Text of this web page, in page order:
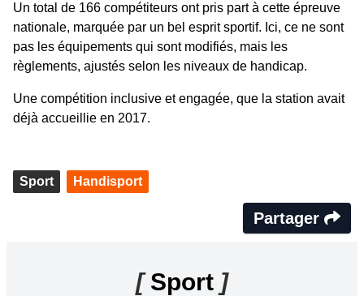
Un total de 166 compétiteurs ont pris part à cette épreuve
nationale, marquée par un bel esprit sportif. Ici, ce ne sont
pas les équipements qui sont modifiés, mais les
règlements, ajustés selon les niveaux de handicap.
Une compétition inclusive et engagée, que la station avait
déjà accueillie en 2017.
Sport Handisport
Partager
[Sport ]